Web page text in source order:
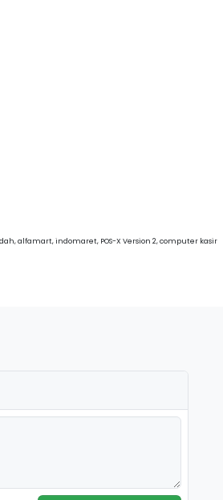
alfamart, indomaret, POS-X Version 2, computer kasir